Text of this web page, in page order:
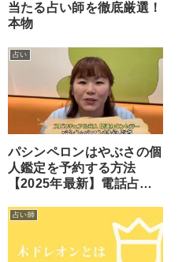
当たる占い師を徹底厳選！
本物
占い
パシンペロンはやぶさの個
人鑑定を予約する方法
【2025年最新】電話占い
占い師